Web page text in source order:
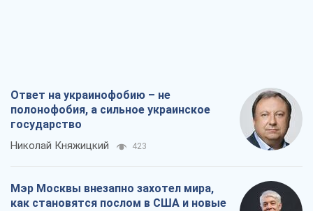
Ответ на украинофобию – не
полонофобия, а сильное украинское
государство
Николай Княжицкий 423
Мэр Москвы внезапно захотел мира,
как становятся послом в США и новые